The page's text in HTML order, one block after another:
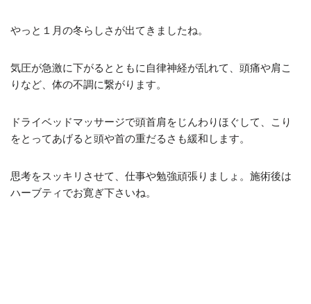
やっと１月の冬らしさが出てきましたね。
気圧が急激に下がるとともに自律神経が乱れて、頭痛や肩こ
りなど、体の不調に繋がります。
ドライベッドマッサージで頭首肩をじんわりほぐして、こり
をとってあげると頭や首の重だるさも緩和します。
思考をスッキリさせて、仕事や勉強頑張りましょ。施術後は
ハーブティでお寛ぎ下さいね。